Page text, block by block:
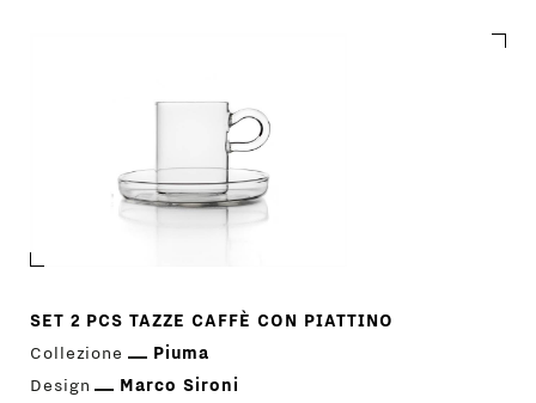
SET 2 PCS TAZZE CAFFÈ CON PIATTINO
Collezione
Piuma
Design
Marco Sironi